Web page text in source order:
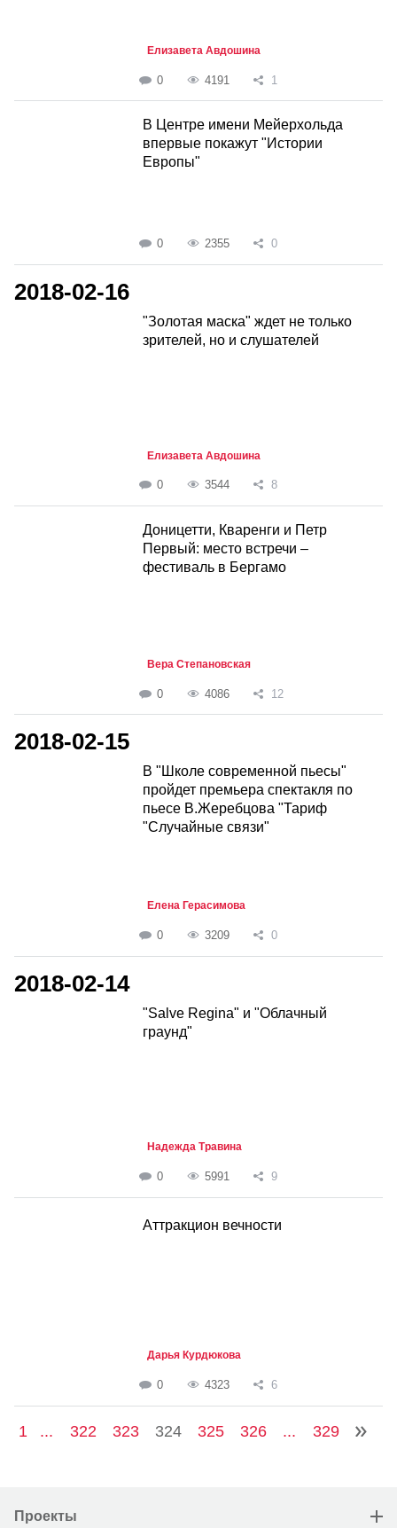
Елизавета Авдошина
0 4191 1
В Центре имени Мейерхольда
впервые покажут "Истории
Европы"
0 2355 0
2018-02-16
"Золотая маска" ждет не только
зрителей, но и слушателей
Елизавета Авдошина
0 3544 8
Доницетти, Кваренги и Петр
Первый: место встречи –
фестиваль в Бергамо
Вера Степановская
0 4086 12
2018-02-15
В "Школе современной пьесы"
пройдет премьера спектакля по
пьесе В.Жеребцова "Тариф
"Случайные связи"
Елена Герасимова
0 3209 0
2018-02-14
"Salve Regina" и "Облачный
граунд"
Надежда Травина
0 5991 9
Аттракцион вечности
Дарья Курдюкова
0 4323 6
1 ... 322 323 324 325 326 ... 329
Проекты